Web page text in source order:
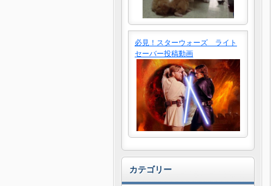
必見！スターウォーズ ライト
セーバー投稿動画
カテゴリー